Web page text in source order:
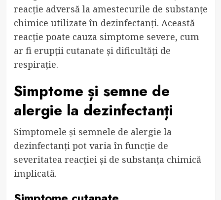
reacție adversă la amestecurile de substanțe
chimice utilizate în dezinfectanți. Această
reacție poate cauza simptome severe, cum
ar fi erupții cutanate și dificultăți de
respirație.
Simptome și semne de
alergie la dezinfectanți
Simptomele și semnele de alergie la
dezinfectanți pot varia în funcție de
severitatea reacției și de substanța chimică
implicată.